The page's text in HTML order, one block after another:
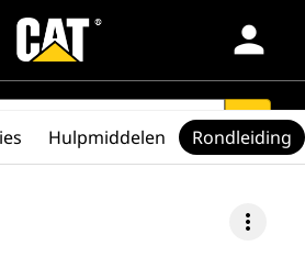
person
search
more_vert
Hulpmiddelen Rondleiding